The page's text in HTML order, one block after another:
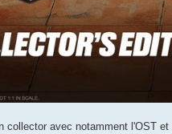
collector avec notamment l'OST